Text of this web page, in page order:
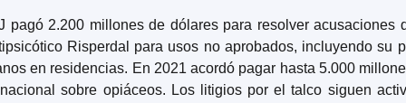
pagó 2.200 millones de dólares para resolver acusaciones
Risperdal para usos no aprobados, incluyendo su
en residencias. En 2021 acordó pagar hasta 5.000
sobre opiáceos. Los litigios por el talco siguen